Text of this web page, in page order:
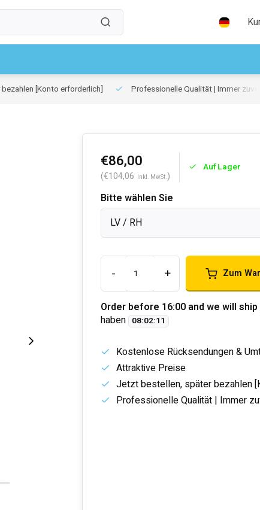
[Konto erforderlich] Professionelle Qualität | Immer
€86,00
(€104,06 Inkl. MwSt.)
Auf Lager
Bitte wählen Sie
LV / RH
- + Zum
Order before 16:00 and we will
haben 08:02:11
Kostenlose Rücksendungen &
Attraktive Preise
Jetzt bestellen, später bezahlen
Professionelle Qualität | Immer